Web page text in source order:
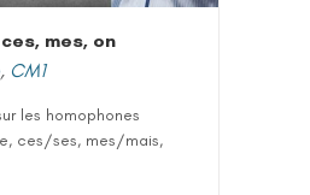
mes, on
, CM1
les homophones
ces/ses, mes/mais,